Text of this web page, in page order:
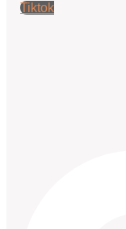
Tiktok